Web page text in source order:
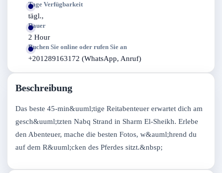
Tage Verfügbarkeit
tägl.,
Dauer
2 Hour
Buchen Sie online oder rufen Sie an
+201289163172 (WhatsApp, Anruf)
Beschreibung
Das beste 45-min&uuml;tige Reitabenteuer erwartet dich am
gesch&uuml;tzten Nabq Strand in Sharm El-Sheikh. Erlebe
den Abenteuer, mache die besten Fotos, w&auml;hrend du
auf dem R&uuml;cken des Pferdes sitzt.&nbsp;